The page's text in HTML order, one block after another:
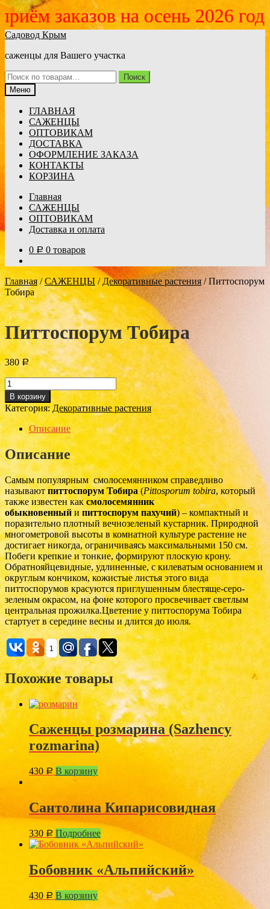
заказов на осень 2026 года
Перейти
навигации
Перейти
содержимому
Садовод Крым
саженцы для Вашего участка
Искать:
Поиск
Меню
ГЛАВНАЯ
САЖЕНЦЫ
ОПТОВИКАМ
ДОСТАВКА
ОФОРМЛЕНИЕ ЗАКАЗА
КОНТАКТЫ
КОРЗИНА
Главная
САЖЕНЦЫ
ОПТОВИКАМ
Доставка и оплата
0 Р 0 товаров
Главная/САЖЕНЦЫ / Декоративные растения /Питтоспорум
Тобира
Питтоспорум Тобира
380Р
Количество
Питтоспорум
Тобира
В корзину
Категория: Декоративные растения
Описание
Описание
Самым популярным смолосемянником справедливо
называютпиттоспорум Тобира (Pittosporum tobira, который
также известен как смолосемянник
обыкновенный ипиттоспорум пахучий) – компактный и
поразительно плотный вечнозеленый кустарник. Природной
многометровой высоты в комнатной культуре растение не
достигает никогда, ограничиваясь максимальными 150 см.
Побеги крепкие и тонкие, формируют плоскую крону.
Обратнояйцевидные, удлиненные, с килеватым основанием и
округлым кончиком, кожистые листья этого вида
питтоспорумов красуются приглушенным блестяще-серо-
зеленым окрасом, на фоне которого просвечивает светлым
центральная прожилка.Цветение у питтоспорума Тобира
стартует в середине весны и длится до июля.
1
Похожие товары
Саженцы розмарина (Sazhency
rozmarina)
430 Р В корзину
Сантолина Кипарисовидная
330 Р Подробнее
Бобовник «Альпийский»
430 Р В корзину